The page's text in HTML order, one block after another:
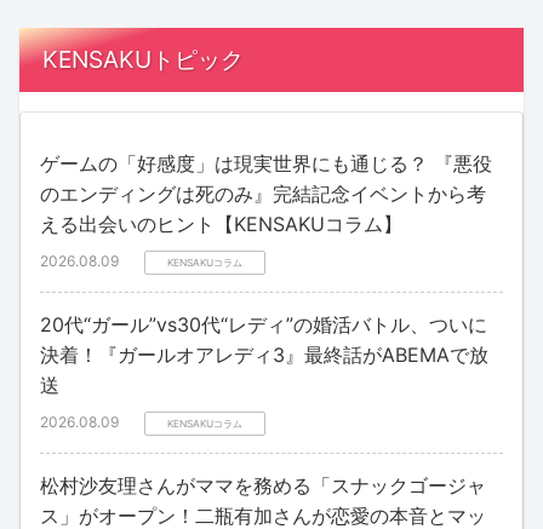
KENSAKUトピック
ゲームの「好感度」は現実世界にも通じる？ 『悪役
のエンディングは死のみ』完結記念イベントから考
える出会いのヒント【KENSAKUコラム】
2026.08.09 KENSAKUコラム
20代“ガール”vs30代“レディ”の婚活バトル、ついに
決着！『ガールオアレディ3』最終話がABEMAで放
送
2026.08.09 KENSAKUコラム
松村沙友理さんがママを務める「スナックゴージャ
ス」がオープン！二瓶有加さんが恋愛の本音とマッ